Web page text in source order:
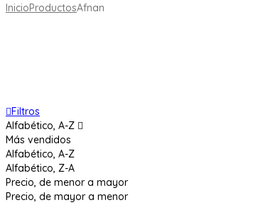
InicioProductosAfnan
Filtros
Alfabético, A-Z
Más vendidos
Alfabético, A-Z
Alfabético, Z-A
Precio, de menor a mayor
Precio, de mayor a menor